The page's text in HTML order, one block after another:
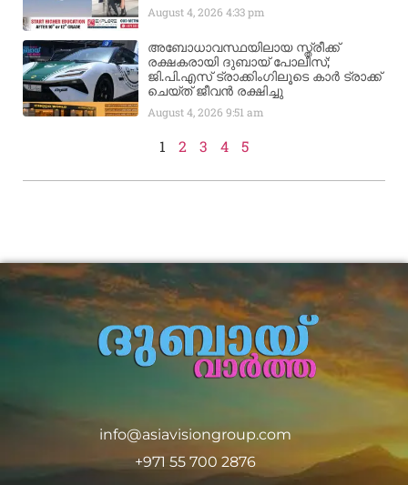
August 4, 20264:33 pm
അബോധാവസ്ഥയിലായ സ്ത്രീക്ക്
രക്ഷകരായി ദുബായ് പോലീസ്;
ജി.പി.എസ് ട്രാക്കിംഗിലൂടെ കാർ ട്രാക്ക്
ചെയ്ത് ജീവൻ രക്ഷിച്ചു
August 4, 20269:51 am
1 2 3 4 5
info@asiavisiongroup.com
+971 55 700 2876